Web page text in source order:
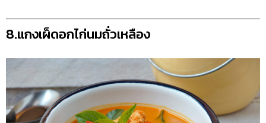
8.แกงเผ็ดอกไก่นมถั่วเหลือง